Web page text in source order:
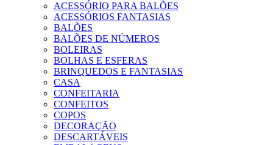
ACESSÓRIO PARA BALÕES
ACESSÓRIOS FANTASIAS
BALÕES
BALÕES DE NÚMEROS
BOLEIRAS
BOLHAS E ESFERAS
BRINQUEDOS E FANTASIAS
CASA
CONFEITARIA
CONFEITOS
COPOS
DECORAÇÃO
DESCARTÁVEIS